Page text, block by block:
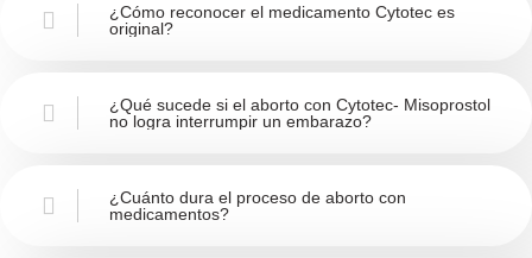
¿Cómo reconocer el medicamento Cytotec es
original?
¿Qué sucede si el aborto con Cytotec- Misoprostol
no logra interrumpir un embarazo?
¿Cuánto dura el proceso de aborto con
medicamentos?